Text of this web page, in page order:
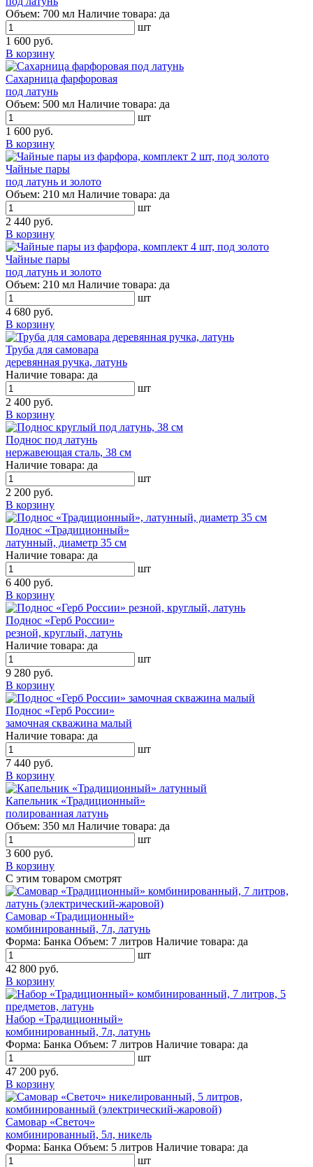
Объем: 700 мл Наличие товара: да
шт
1 600 руб.
В корзину
Сахарница фарфоровая
под латунь
Объем: 500 мл Наличие товара: да
шт
1 600 руб.
В корзину
Чайные пары
под латунь и золото
Объем: 210 мл Наличие товара: да
шт
2 440 руб.
В корзину
Чайные пары
под латунь и золото
Объем: 210 мл Наличие товара: да
шт
4 680 руб.
В корзину
Труба для самовара
деревянная ручка, латунь
Наличие товара: да
шт
2 400 руб.
В корзину
Поднос под латунь
нержавеющая сталь, 38 см
Наличие товара: да
шт
2 200 руб.
В корзину
Поднос «Традиционный»
латунный, диаметр 35 см
Наличие товара: да
шт
6 400 руб.
В корзину
Поднос «Герб России»
резной, круглый, латунь
Наличие товара: да
шт
9 280 руб.
В корзину
Поднос «Герб России»
замочная скважина малый
Наличие товара: да
шт
7 440 руб.
В корзину
Капельник «Традиционный»
полированная латунь
Объем: 350 мл Наличие товара: да
шт
3 600 руб.
В корзину
С этим товаром смотрят
Самовар «Традиционный»
комбинированный, 7л, латунь
Форма: Банка Объем: 7 литров Наличие товара: да
шт
42 800 руб.
В корзину
Набор «Традиционный»
комбинированный, 7л, латунь
Форма: Банка Объем: 7 литров Наличие товара: да
шт
47 200 руб.
В корзину
Самовар «Светоч»
комбинированный, 5л, никель
Форма: Банка Объем: 5 литров Наличие товара: да
шт